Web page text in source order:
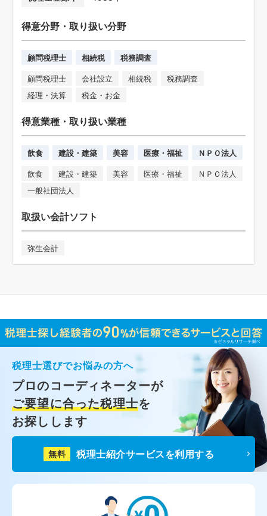
得意分野・取り扱い分野
顧問税理士 相続税 税務調査
顧問税理士 会社設立 相続税
税務調査
経理・決算
税金・お金
得意業種・取り扱い業種
飲食 建設・建築 美容 医療・福祉 ＮＰＯ法人
飲食 建設・建築 美容 医療・福祉
ＮＰＯ法人
一般社団法人
取扱い会計ソフト
弥生会計
税理士選びでお悩みの方へ
プロのコーディネーターが
ご要望に合った税理士を
お探しします
無料 税理士紹介サービスを利用する